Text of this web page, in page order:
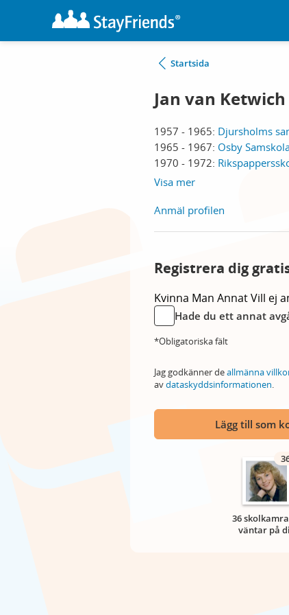
Startsida
Jan van Ketwich
1957 - 1965: Djursholms
1965 - 1967: Osby
1970 - 1972:
Visa mer
Anmäl profilen
Registrera dig
Kvinna Man AnnatVill ej
Hade du ett annat
*Obligatoriska fält
Jag godkänner deallmänna
avdataskyddsinformationen.
Lägg till som
36
väntar på